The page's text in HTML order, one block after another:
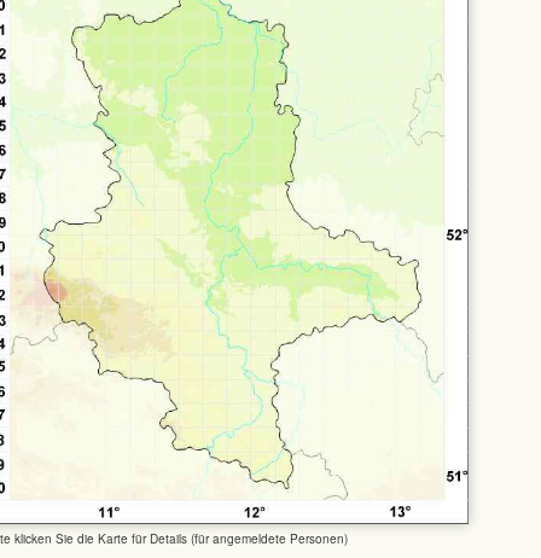
klicken Sie die Karte für Details (für angemeldete Personen)